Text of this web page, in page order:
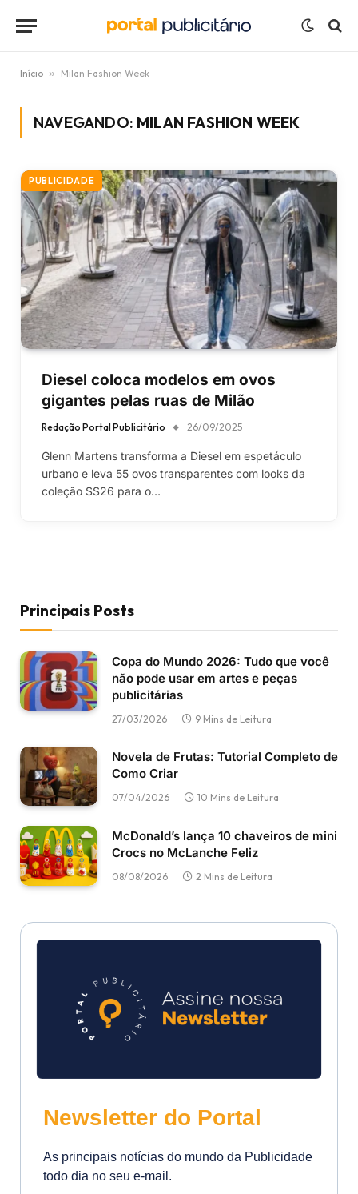
Início » Milan Fashion Week
NAVEGANDO: MILAN FASHION WEEK
PUBLICIDADE
Diesel coloca modelos em ovos
gigantes pelas ruas de Milão
Redação Portal Publicitário 26/09/2025
Glenn Martens transforma a Diesel em espetáculo
urbano e leva 55 ovos transparentes com looks da
coleção SS26 para o…
Principais Posts
Copa do Mundo 2026: Tudo que você
não pode usar em artes e peças
publicitárias
27/03/2026 9 Mins de Leitura
Novela de Frutas: Tutorial Completo de
Como Criar
07/04/2026 10 Mins de Leitura
McDonald’s lança 10 chaveiros de mini
Crocs no McLanche Feliz
08/08/2026 2 Mins de Leitura
Newsletter do Portal
As principais notícias do mundo da Publicidade
todo dia no seu e-mail.